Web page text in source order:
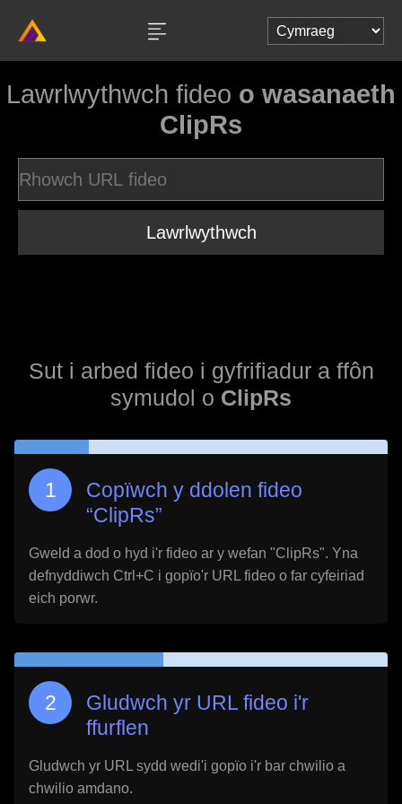
Lawrlwythwch fideo o wasanaeth
ClipRs
Lawrlwythwch
Sut i arbed fideo i gyfrifiadur a ffôn
symudol o ClipRs
Copïwch y ddolen fideo
“ClipRs”
Gweld a dod o hyd i'r fideo ar y wefan "ClipRs". Yna
defnyddiwch Ctrl+C i gopïo'r URL fideo o far cyfeiriad
eich porwr.
Gludwch yr URL fideo i'r
ffurflen
Gludwch yr URL sydd wedi'i gopïo i'r bar chwilio a
chwilio amdano.